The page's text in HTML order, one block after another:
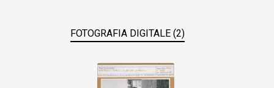
FOTOGRAFIA DIGITALE (2)